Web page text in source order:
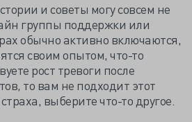
и советы могу совсем не
группы поддержки или
обычно активно включаются,
своим опытом, что-то
рост тревоги после
то вам не подходит этот
выберите что-то другое.